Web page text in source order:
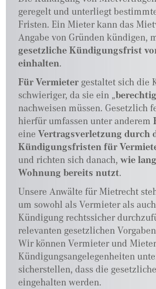
geregelt und unterliegt
Fristen. Ein Mieter kann das
Angabe von Gründen kündigen,
gesetzliche Kündigungsfrist
einhalten.
Für Vermieter gestaltet sich die
schwieriger, da sie ein „
nachweisen müssen. Gesetzlich
hierfür umfassen unter anderem
eineVertragsverletzung durch
Kündigungsfristen für
und richten sich danach,wie
Wohnung bereits nutzt.
Unsere Anwälte für Mietrecht
um sowohl als Vermieter als
Kündigung rechtssicher
relevanten gesetzlichen
Wir können Vermieter und
Kündigungsangelegenheiten
sicherstellen, dass die
eingehalten werden.